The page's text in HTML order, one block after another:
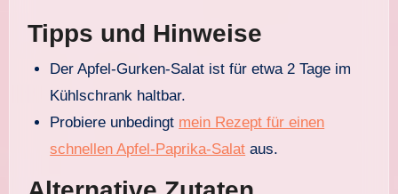
Tipps und Hinweise
Der Apfel-Gurken-Salat ist für etwa 2 Tage im
Kühlschrank haltbar.
Probiere unbedingt mein Rezept für einen
schnellen Apfel-Paprika-Salat aus.